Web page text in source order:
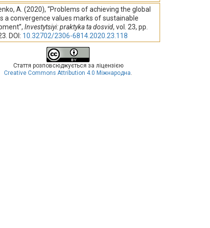
A. (2020), “Problems of achieving the global
a convergence values marks of sustainable
Investytsiyi: praktyka ta dosvid, vol. 23, pp.
DOI: 10.32702/2306-6814.2020.23.118
Стаття розповсюджується за ліцензією
Creative Commons Attribution 4.0 Міжнародна.